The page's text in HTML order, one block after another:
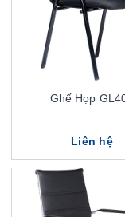
Ghế Họp
Liên hệ